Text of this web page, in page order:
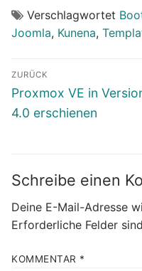
Verschlagwortet
Joomla, Kunena,
ZURÜCK
Vorheriger
Beitrag:
Proxmox VE in
4.0 erschienen
Schreibe einen
Deine E-Mail-Adresse
Erforderliche Felder
KOMMENTAR *